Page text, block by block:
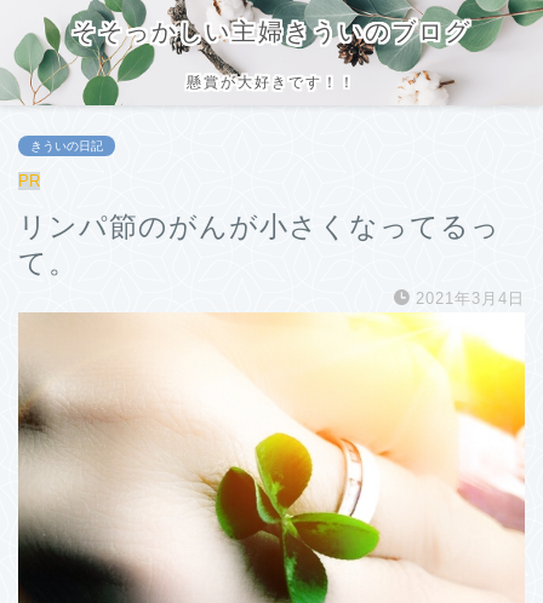
そそっかしい主婦きういのブログ
懸賞が大好きです！！
きういの日記
PR
リンパ節のがんが小さくなってるっ
て。
2021年3月4日